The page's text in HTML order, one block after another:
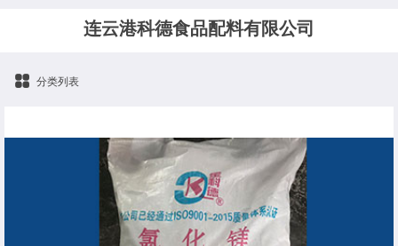
连云港科德食品配料有限公司
分类列表